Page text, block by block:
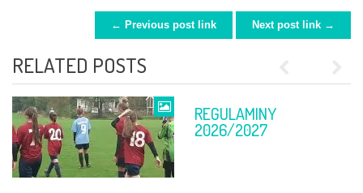
POST NAVIGATION← Previous post link Next post link →
RELATED POSTS
REGULAMINY
2026/2027
FINAŁ PP